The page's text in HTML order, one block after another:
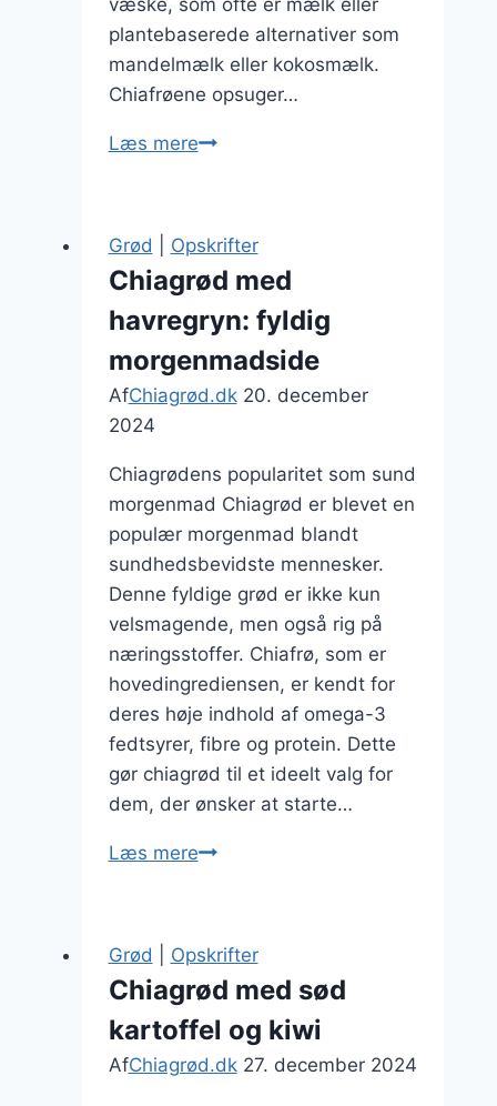
plantebaserede alternativer som
mandelmælk eller kokosmælk.
Chiafrøene opsuger…
Læs mereChiagrød
kokosmælk
Grød Opskrifter
Chiagrød med
havregryn: fyldig
morgenmadside
AfChiagrød.dk 20. december
2024
Chiagrødens popularitet som sund
morgenmad Chiagrød er blevet en
populær morgenmad blandt
sundhedsbevidste mennesker.
Denne fyldige grød er ikke kun
velsmagende, men også rig på
næringsstoffer. Chiafrø, som er
hovedingrediensen, er kendt for
deres høje indhold af omega-3
fedtsyrer, fibre og protein. Dette
gør chiagrød til et ideelt valg for
dem, der ønsker at starte…
Læs mereChiagrød
morgenmadside
Grød Opskrifter
Chiagrød med sød
kartoffel og kiwi
AfChiagrød.dk 27. december 2024